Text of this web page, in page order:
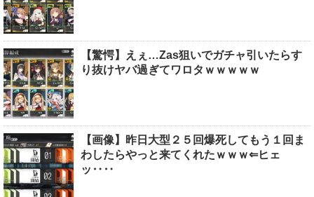
【驚愕】えぇ…Zas狙いでガチャ引いたらす
り抜けヤバ過ぎてワロタｗｗｗｗｗ
【画像】昨日大型２５回爆死してもう１回ま
わしたらやっと来てくれたｗｗｗ⇐ヒェ
ッ‥‥